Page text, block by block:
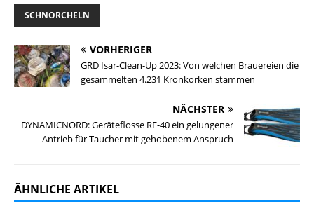
SCHNORCHELN
VORHERIGER
GRD Isar-Clean-Up 2023: Von welchen Brauereien die
gesammelten 4.231 Kronkorken stammen
NÄCHSTER
DYNAMICNORD: Geräteflosse RF-40 ein gelungener
Antrieb für Taucher mit gehobenem Anspruch
ÄHNLICHE ARTIKEL